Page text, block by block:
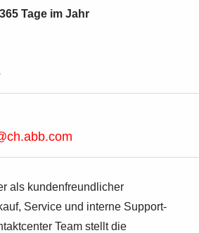
Tage im Jahr
als kundenfreundlicher
Service und interne Support-
Team stellt die